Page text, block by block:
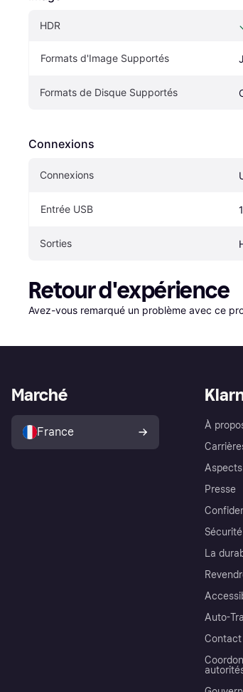
HDR
Formats d'Image Supportés
Formats de Disque Supportés
Connexions
Connexions
Entrée USB 1
Sorties
Retour d'expérience
Avez-vous remarqué un problème avec ce
À
Presse
Sécurité
La
Auto-
Contact
Marché
France